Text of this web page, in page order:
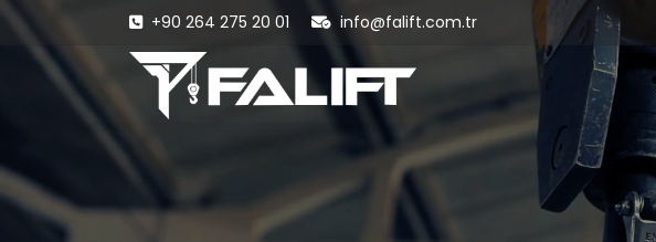
+90 264 275 20 01 info@falift.com.tr